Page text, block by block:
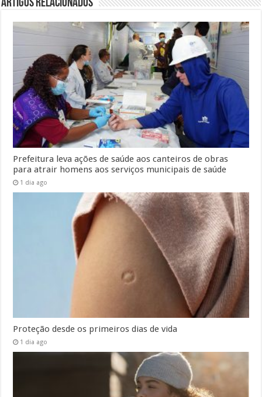
Artigos Relacionados
Prefeitura leva ações de saúde aos canteiros de obras
para atrair homens aos serviços municipais de saúde
1 dia ago
Proteção desde os primeiros dias de vida
1 dia ago